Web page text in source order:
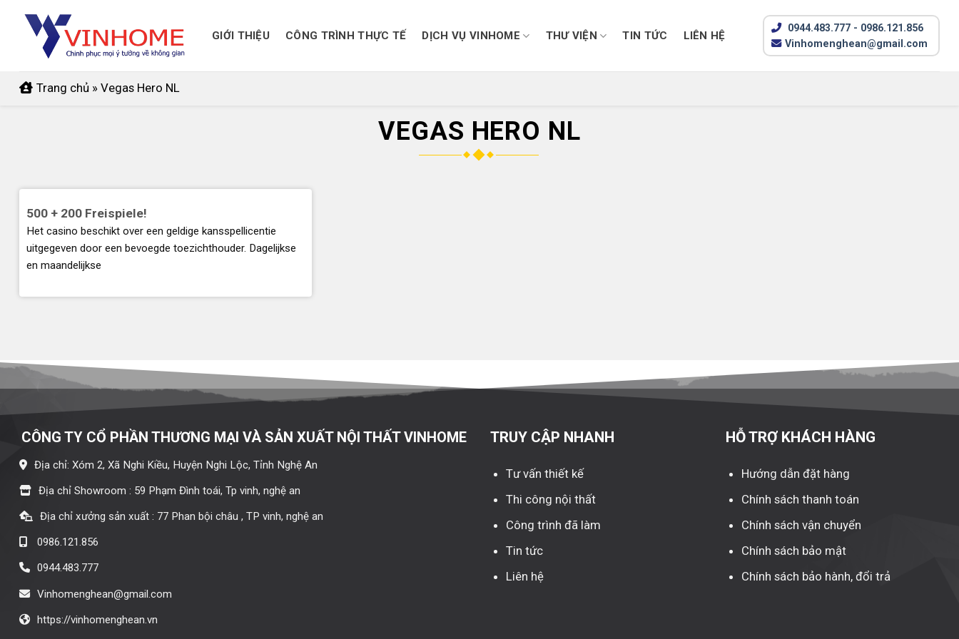
GIỚI THIỆU CÔNG TRÌNH THỰC TẾ DỊCH VỤ VINHOME THƯ VIỆN TIN TỨC LIÊN HỆ
0944.483.777 - 0986.121.856
Vinhomenghean@gmail.com
Trang chủ » Vegas Hero NL
VEGAS HERO NL
500 + 200 Freispiele!
Het casino beschikt over een geldige kansspellicentie
uitgegeven door een bevoegde toezichthouder. Dagelijkse
en maandelijkse
CÔNG TY CỔ PHẦN THƯƠNG MẠI VÀ SẢN XUẤT NỘI THẤT VINHOME
Địa chỉ: Xóm 2, Xã Nghi Kiều, Huyện Nghi Lộc, Tỉnh Nghệ An
Địa chỉ Showroom : 59 Phạm Đình toái, Tp vinh, nghệ an
Địa chỉ xưởng sản xuất : 77 Phan bội châu , TP vinh, nghệ an
0986.121.856
0944.483.777
Vinhomenghean@gmail.com
https://vinhomenghean.vn
TRUY CẬP NHANH
Tư vấn thiết kế
Thi công nội thất
Công trình đã làm
Tin tức
Liên hệ
HỖ TRỢ KHÁCH HÀNG
Hướng dẫn đặt hàng
Chính sách thanh toán
Chính sách vận chuyển
Chính sách bảo mật
Chính sách bảo hành, đổi trả